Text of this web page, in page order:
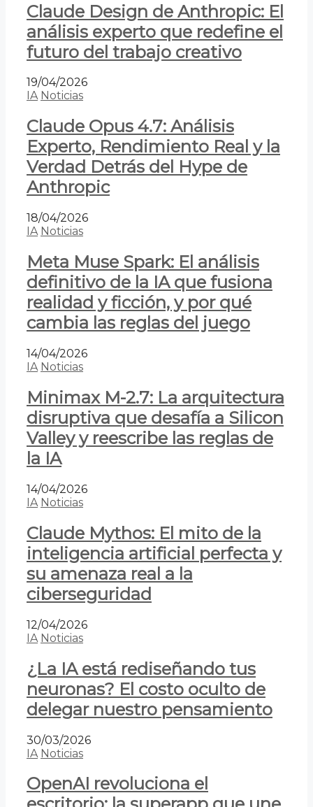
Claude Design de Anthropic: El
análisis experto que redefine el
futuro del trabajo creativo
19/04/2026
IA Noticias
Claude Opus 4.7: Análisis
Experto, Rendimiento Real y la
Verdad Detrás del Hype de
Anthropic
18/04/2026
IA Noticias
Meta Muse Spark: El análisis
definitivo de la IA que fusiona
realidad y ficción, y por qué
cambia las reglas del juego
14/04/2026
IA Noticias
Minimax M-2.7: La arquitectura
disruptiva que desafía a Silicon
Valley y reescribe las reglas de
la IA
14/04/2026
IA Noticias
Claude Mythos: El mito de la
inteligencia artificial perfecta y
su amenaza real a la
ciberseguridad
12/04/2026
IA Noticias
¿La IA está rediseñando tus
neuronas? El costo oculto de
delegar nuestro pensamiento
30/03/2026
IA Noticias
OpenAI revoluciona el